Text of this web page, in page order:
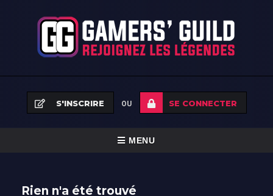
S'INSCRIRE OU SE CONNECTER
BASCULER
NAVIGATION
MENU
Rien n'a été trouvé